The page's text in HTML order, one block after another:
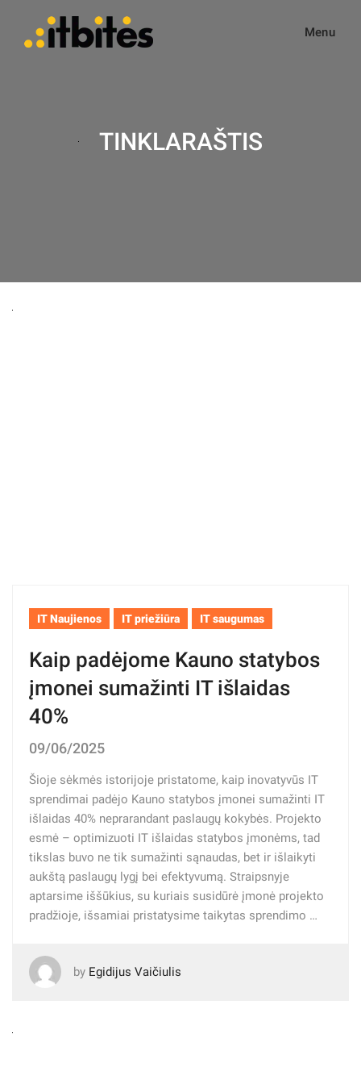
Menu
TINKLARAŠTIS
IT Naujienos IT priežiūra IT saugumas
Kaip padėjome Kauno statybos
įmonei sumažinti IT išlaidas
40%
09/06/2025
Šioje sėkmės istorijoje pristatome, kaip inovatyvūs IT
sprendimai padėjo Kauno statybos įmonei sumažinti IT
išlaidas 40% neprarandant paslaugų kokybės. Projekto
esmė – optimizuoti IT išlaidas statybos įmonėms, tad
tikslas buvo ne tik sumažinti sąnaudas, bet ir išlaikyti
aukštą paslaugų lygį bei efektyvumą. Straipsnyje
aptarsime iššūkius, su kuriais susidūrė įmonė projekto
pradžioje, išsamiai pristatysime taikytas sprendimo …
by Egidijus Vaičiulis